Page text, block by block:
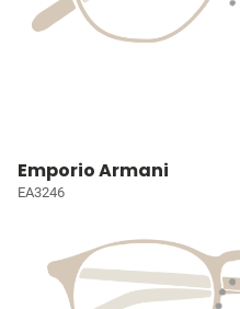
Emporio Armani
EA3246